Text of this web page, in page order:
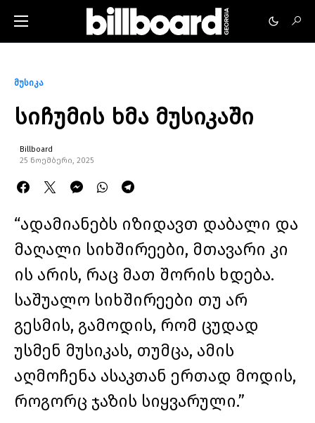
მუსიკა
სიჩუმის ხმა მუსიკაში
Billboard
25 ნოემბერი, 2025
“ადამიანებს იზიდავთ დაბალი და
მაღალი სიხშირეები, მთავარი კი
ის არის, რაც მათ შორის ხდება.
საშუალო სიხშირეები თუ არ
გესმის, გამოდის, რომ ცუდად
უსმენ მუსიკას, თუმცა, ამის
აღმოჩენა ასაკთან ერთად მოდის,
როგორც ჯაზის სიყვარული.”